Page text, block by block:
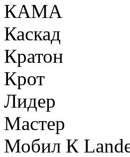
КАМА
Каскад
Кратон
Крот
Лидер
Мастер
Мобил К